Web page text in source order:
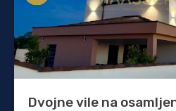
Dvojne vile na